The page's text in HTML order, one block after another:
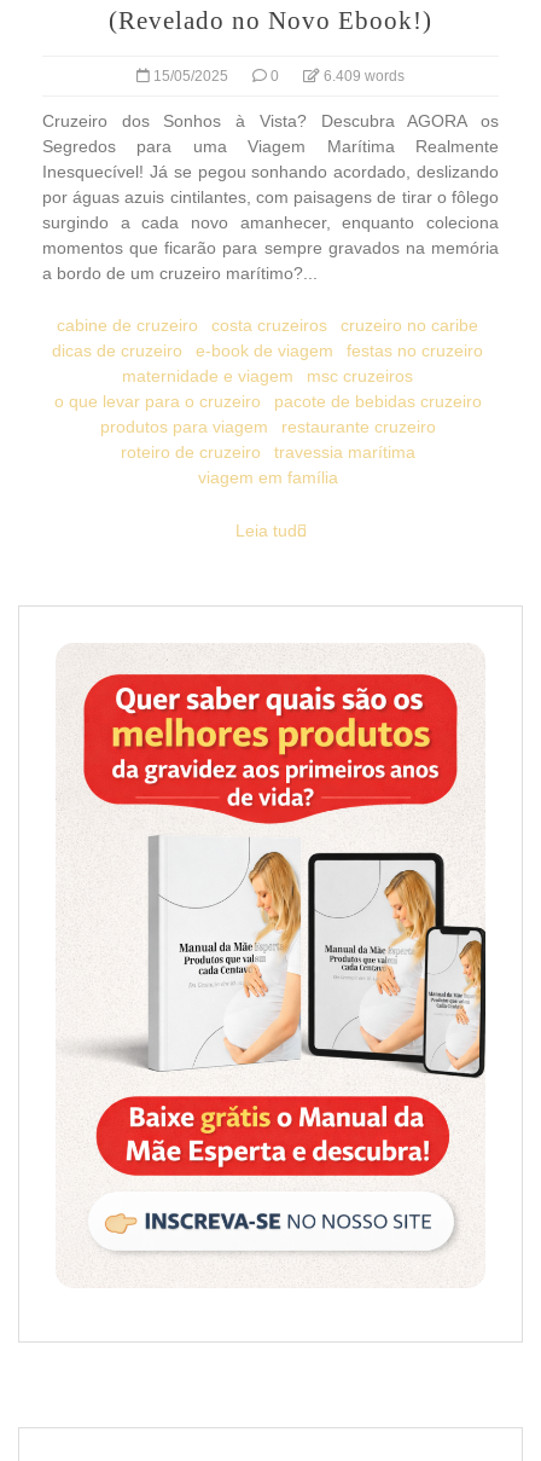
(Revelado no Novo Ebook!)
15/05/2025 0 6.409 words
Cruzeiro dos Sonhos à Vista? Descubra AGORA os
Segredos para uma Viagem Marítima Realmente
Inesquecível! Já se pegou sonhando acordado, deslizando
por águas azuis cintilantes, com paisagens de tirar o fôlego
surgindo a cada novo amanhecer, enquanto coleciona
momentos que ficarão para sempre gravados na memória
a bordo de um cruzeiro marítimo?...
cabine de cruzeiro costa cruzeiros
cruzeiro no caribe
dicas de cruzeiro
e-book de viagem
festas no cruzeiro
maternidade e viagem
msc cruzeiros
o que levar para o cruzeiro
pacote de bebidas cruzeiro
produtos para viagem
restaurante cruzeiro
roteiro de cruzeiro
travessia marítima
viagem em família
Leia tudo